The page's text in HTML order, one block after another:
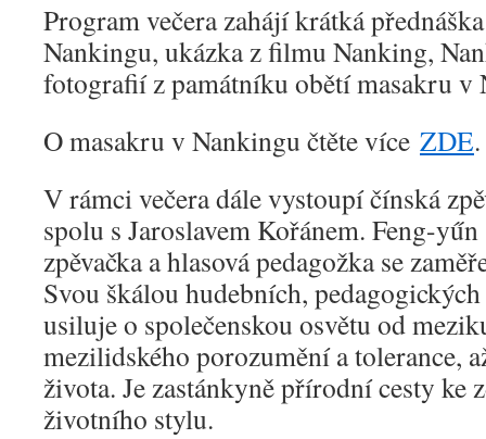
Program večera zahájí krátká
Nankingu, ukázka z filmu Nanking,
fotografií z památníku obětí masakru v
O masakru v Nankingu čtěte více ZDE.
V rámci večera dále vystoupí čínská
spolu s Jaroslavem Kořánem. Feng-
zpěvačka a hlasová pedagožka se
Svou škálou hudebních,
usiluje o společenskou osvětu od
mezilidského porozumění a tolerance,
života. Je zastánkyně přírodní cesty ke
životního stylu.